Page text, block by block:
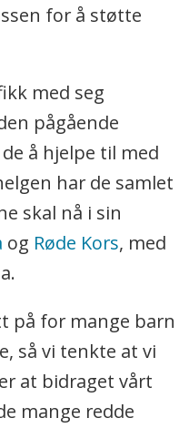
for å støtte
med seg
pågående
å hjelpe til med
har de samlet
skal nå i sin
og Røde Kors, med
på for mange barn
så vi tenkte at vi
at bidraget vårt
mange redde